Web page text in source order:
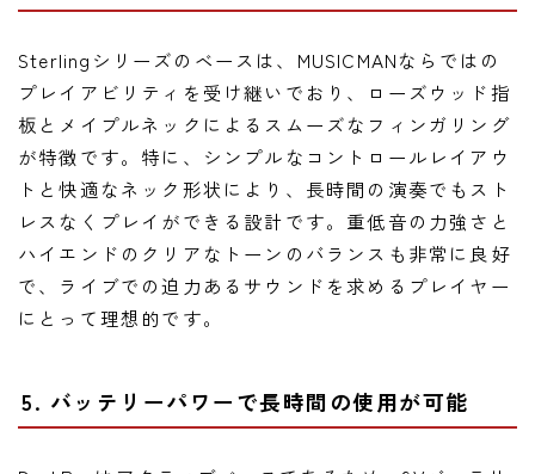
Sterlingシリーズのベースは、MUSICMANならではの
プレイアビリティを受け継いでおり、ローズウッド指
板とメイプルネックによるスムーズなフィンガリング
が特徴です。特に、シンプルなコントロールレイアウ
トと快適なネック形状により、長時間の演奏でもスト
レスなくプレイができる設計です。重低音の力強さと
ハイエンドのクリアなトーンのバランスも非常に良好
で、ライブでの迫力あるサウンドを求めるプレイヤー
にとって理想的です。
5. バッテリーパワーで長時間の使用が可能